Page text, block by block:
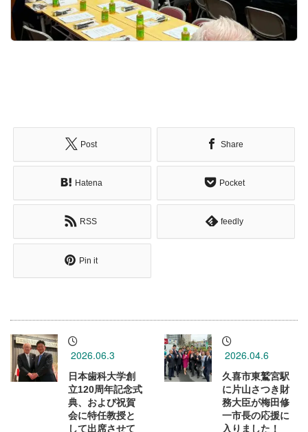
Post Share
Hatena Pocket
RSS feedly
Pin it
2026.06.3
日本歯科大学創
立120周年記念式
典、および祝賀
会に特任教授と
して出席させて
2026.04.6
久喜市東鷲宮駅
に片山さつき財
務大臣が梅田修
一市長の応援に
入りました！